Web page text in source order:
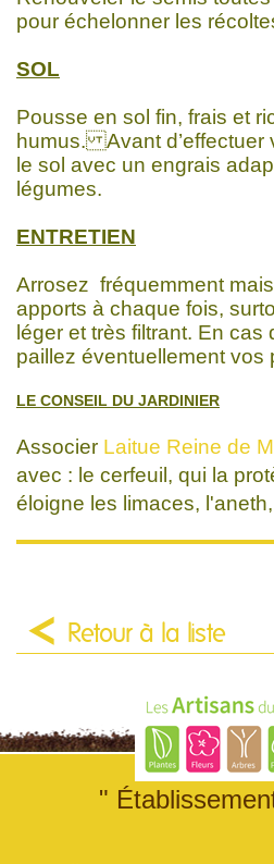
pour échelonner les
SOL
Pousse en sol fin, frais et
humus. Avant d’effectuer
le sol avec un engrais
légumes.
ENTRETIEN
Arrosez fréquemment
apports à chaque fois,
léger et très filtrant. En cas
paillez éventuellement vos
LE CONSEIL DU JARDINIER
Associer Laitue Reine de
avec : le cerfeuil, qui la
éloigne les limaces,
Retour à la liste
"